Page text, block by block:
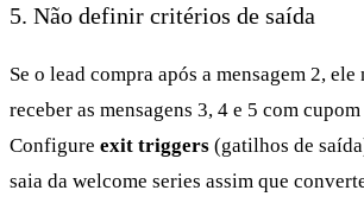
5. Não definir critérios de saída
Se o lead compra após a mensagem 2,
receber as mensagens 3, 4 e 5 com
Configure exit triggers (gatilhos de
saia da welcome series assim que